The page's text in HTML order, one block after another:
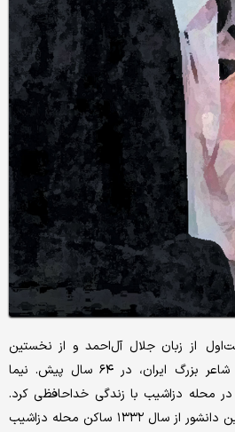
از زبان جلال آل‌احمد و از نخستین
دقیقه‌های مرگ نیما یوشیج، شاعر بزرگ ایران، در ۶۴ سال پیش. نیما
محله دزاشیب با زندگی خداحافظی کرد.
جلال آل‌‌احمد و همسرش سیمین دانشور از سال ۱۳۳۲ ساکن محله دزاشیب